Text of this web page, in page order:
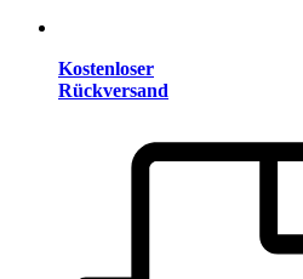
Kostenloser
Rückversand